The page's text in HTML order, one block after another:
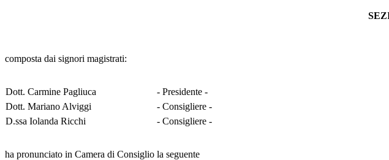
composta dai signori magistrati:
Dott. Carmine Pagliuca
Dott. Mariano Alviggi
D.ssa Iolanda Ricchi
- Presidente -
- Consigliere -
- Consigliere -
ha pronunciato in Camera di Consiglio la seguente